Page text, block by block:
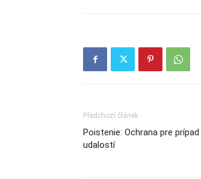
Předchozí článek
Poistenie: Ochrana pre
udalostí